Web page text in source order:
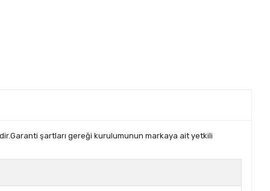
şartları gereği kurulumunun markaya ait yetkili